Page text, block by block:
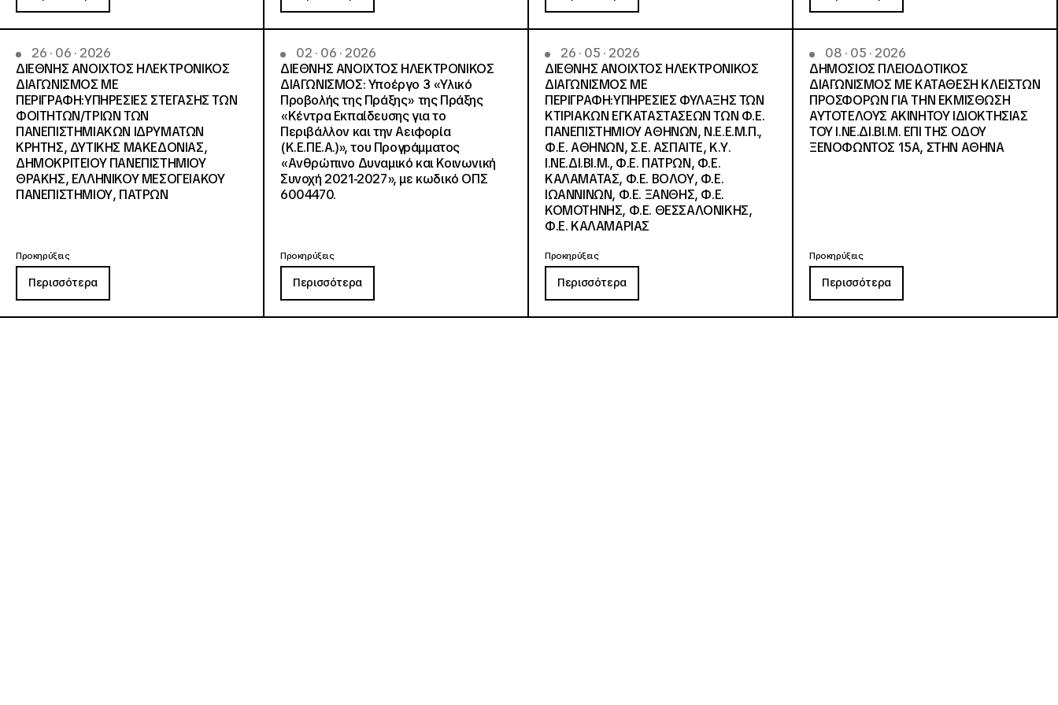
26 · 06 · 2026
ΔΙΕΘΝΗΣ ΑΝΟΙΧΤΟΣ ΗΛΕΚΤΡΟΝΙΚΟΣ
ΔΙΑΓΩΝΙΣΜΟΣ ΜΕ
ΠΕΡΙΓΡΑΦΗ:ΥΠΗΡΕΣΙΕΣ ΣΤΕΓΑΣΗΣ ΤΩΝ
ΦΟΙΤΗΤΩΝ/ΤΡΙΩΝ ΤΩΝ
ΠΑΝΕΠΙΣΤΗΜΙΑΚΩΝ ΙΔΡΥΜΑΤΩΝ
KΡΗΤΗΣ, ΔΥΤΙΚΗΣ ΜΑΚΕΔΟΝΙΑΣ,
ΔΗΜΟΚΡΙΤΕΙΟΥ ΠΑΝΕΠΙΣΤΗΜΙΟΥ
ΘΡΑΚΗΣ, ΕΛΛΗΝΙΚΟΥ ΜΕΣΟΓΕΙΑΚΟΥ
ΠΑΝΕΠΙΣΤΗΜΙΟΥ, ΠΑΤΡΩΝ
Προκηρύξεις
Περισσότερα
02 · 06 · 2026
ΔΙΕΘΝΗΣ ΑΝΟΙΧΤΟΣ ΗΛΕΚΤΡΟΝΙΚΟΣ
ΔΙΑΓΩΝΙΣΜΟΣ: Υποέργο 3 «Υλικό
Προβολής της Πράξης» της Πράξης
«Κέντρα Εκπαίδευσης για το
Περιβάλλον και την Αειφορία
(Κ.Ε.ΠΕ.Α.)», του Προγράμματος
«Ανθρώπινο Δυναμικό και Κοινωνική
Συνοχή 2021-2027», με κωδικό ΟΠΣ
6004470.
Προκηρύξεις
Περισσότερα
26 · 05 · 2026
ΔΙΕΘΝΗΣ ΑΝΟΙΧΤΟΣ ΗΛΕΚΤΡΟΝΙΚΟΣ
ΔΙΑΓΩΝΙΣΜΟΣ ΜΕ
ΠΕΡΙΓΡΑΦΗ:ΥΠΗΡΕΣΙΕΣ ΦΥΛΑΞΗΣ ΤΩΝ
ΚΤΙΡΙΑΚΩΝ ΕΓΚΑΤΑΣΤΑΣΕΩΝ ΤΩΝ Φ.Ε.
ΠΑΝΕΠΙΣΤΗΜΙΟΥ ΑΘΗΝΩΝ, Ν.Ε.Ε.Μ.Π.,
Φ.Ε. ΑΘΗΝΩΝ, Σ.Ε. ΑΣΠΑΙΤΕ, Κ.Υ.
Ι.ΝΕ.ΔΙ.ΒΙ.Μ., Φ.Ε. ΠΑΤΡΩΝ, Φ.Ε.
ΚΑΛΑΜΑΤΑΣ, Φ.Ε. ΒΟΛΟΥ, Φ.Ε.
ΙΩΑΝΝΙΝΩΝ, Φ.Ε. ΞΑΝΘΗΣ, Φ.Ε.
ΚΟΜΟΤΗΝΗΣ, Φ.Ε. ΘΕΣΣΑΛΟΝΙΚΗΣ,
Φ.Ε. ΚΑΛΑΜΑΡΙΑΣ
Προκηρύξεις
Περισσότερα
08 · 05 · 2026
ΔΗΜΟΣΙΟΣ ΠΛΕΙΟΔΟΤΙΚΟΣ
ΔΙΑΓΩΝΙΣΜΟΣ ΜΕ ΚΑΤΑΘΕΣΗ ΚΛΕΙΣΤΩΝ
ΠΡΟΣΦΟΡΩΝ ΓΙΑ ΤΗΝ ΕΚΜΙΣΘΩΣΗ
ΑΥΤΟΤΕΛΟΥΣ ΑΚΙΝΗΤΟΥ ΙΔΙΟΚΤΗΣΙΑΣ
ΤΟΥ Ι.ΝΕ.ΔΙ.ΒΙ.Μ. ΕΠΙ ΤΗΣ ΟΔΟΥ
ΞΕΝΟΦΩΝΤΟΣ 15Α, ΣΤΗΝ ΑΘΗΝΑ
Προκηρύξεις
Περισσότερα